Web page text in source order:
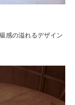
感の溢れるデザイン